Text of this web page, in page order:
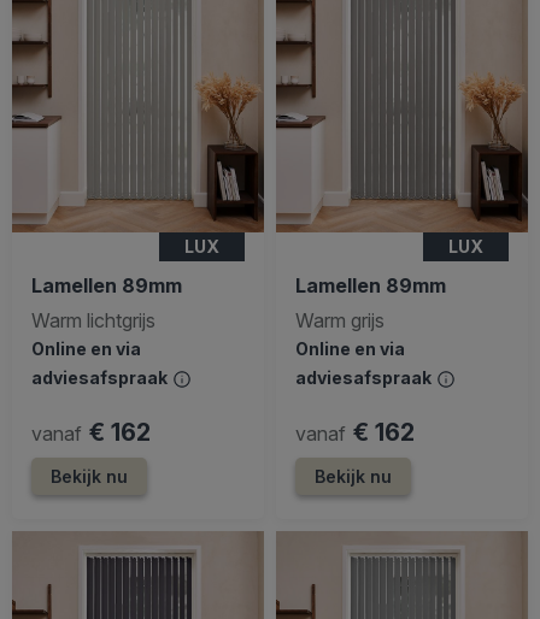
LUX
Lamellen 89mm
Warm lichtgrijs
Online en via
adviesafspraak
vanaf € 162
Bekijk nu
LUX
Lamellen 89mm
Warm grijs
Online en via
adviesafspraak
vanaf € 162
Bekijk nu